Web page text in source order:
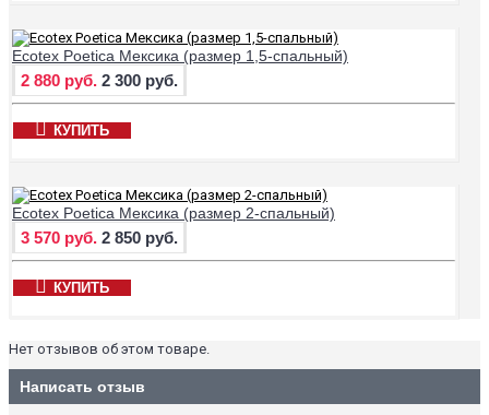
Ecotex Poetica Мексика (размер 1,5-спальный)
2 880 руб. 2 300 руб.
КУПИТЬ
Ecotex Poetica Мексика (размер 2-спальный)
3 570 руб. 2 850 руб.
КУПИТЬ
Нет отзывов об этом товаре.
Написать отзыв